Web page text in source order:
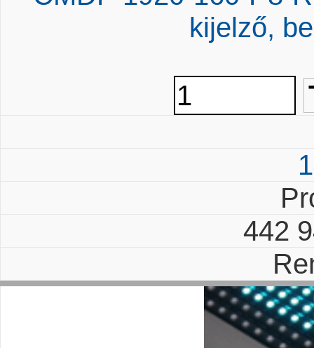
kijelző,
442